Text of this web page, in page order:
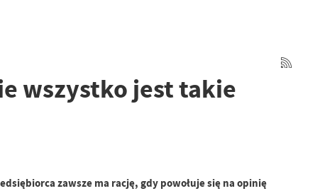
wszystko jest takie
zawsze ma rację, gdy powołuje się na opinię